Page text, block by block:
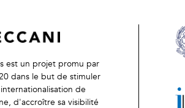
est un projet promu par
dans le but de stimuler
de
d'accroître sa visibilité